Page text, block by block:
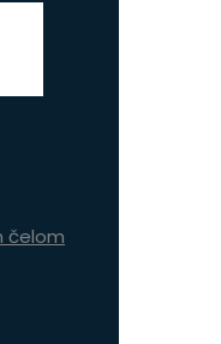
čelom